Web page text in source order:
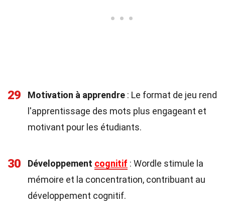
29 Motivation à apprendre : Le format de jeu rend
l'apprentissage des mots plus engageant et
motivant pour les étudiants.
30 Développement cognitif : Wordle stimule la
mémoire et la concentration, contribuant au
développement cognitif.